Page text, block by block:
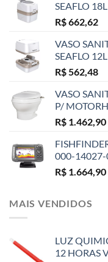
SEAFLO 18L
R$662,62
VASO
SEAFLO 12L
R$ 562,48
VASO
P/
R$ 1.462,90
000-14027-
R$ 1.664,90
MAIS VENDIDOS
LUZ
12 HORAS